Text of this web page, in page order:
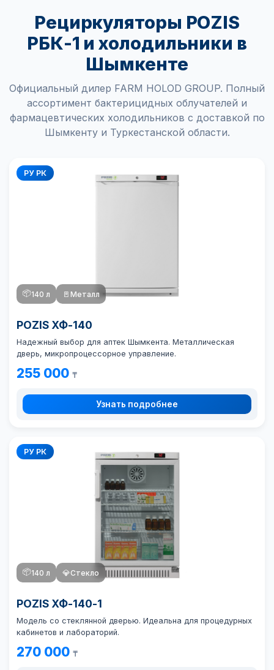
Рециркуляторы POZIS
РБК-1 и холодильники в
Шымкенте
Официальный дилер FARM HOLOD GROUP. Полный
ассортимент бактерицидных облучателей и
фармацевтических холодильников с доставкой по
Шымкенту и Туркестанской области.
РУ РК
📦140 л 🚪 Металл
POZIS ХФ-140
Надежный выбор для аптек Шымкента. Металлическая
дверь, микропроцессорное управление.
255 000 ₸
Узнать подробнее
РУ РК
📦140 л 💎Стекло
POZIS ХФ-140-1
Модель со стеклянной дверью. Идеальна для процедурных
кабинетов и лабораторий.
270 000 ₸